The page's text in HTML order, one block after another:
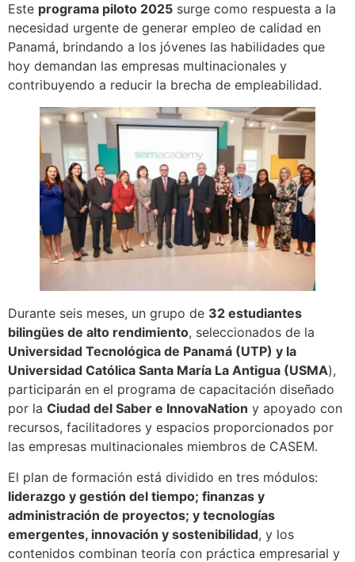
Este programa piloto 2025 surge como respuesta a la
necesidad urgente de generar empleo de calidad en
Panamá, brindando a los jóvenes las habilidades que
hoy demandan las empresas multinacionales y
contribuyendo a reducir la brecha de empleabilidad.
Durante seis meses, un grupo de 32 estudiantes
bilingües de alto rendimiento, seleccionados de la
Universidad Tecnológica de Panamá (UTP) y la
Universidad Católica Santa María La Antigua (USMA),
participarán en el programa de capacitación diseñado
por la Ciudad del Saber e InnovaNation y apoyado con
recursos, facilitadores y espacios proporcionados por
las empresas multinacionales miembros de CASEM.
El plan de formación está dividido en tres módulos:
liderazgo y gestión del tiempo; finanzas y
administración de proyectos; y tecnologías
emergentes, innovación y sostenibilidad, y los
contenidos combinan teoría con práctica empresarial y